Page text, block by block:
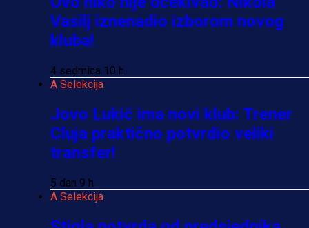
Vasilj iznenadio izborom novog
kluba!
4 sedmica 10 h
A Selekcija
Jovo Lukić ima novi klub: Trener
Cluja praktično potvrdio veliki
transfer!
5 dan 9 h
A Selekcija